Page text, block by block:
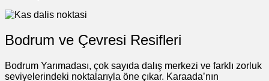
Bodrum ve Çevresi Resifleri
Bodrum Yarımadası, çok sayıda dalış merkezi ve farklı zorluk
seviyelerindeki noktalarıyla öne çıkar. Karaada’nın